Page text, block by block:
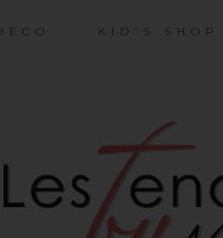
KID'S SHOP